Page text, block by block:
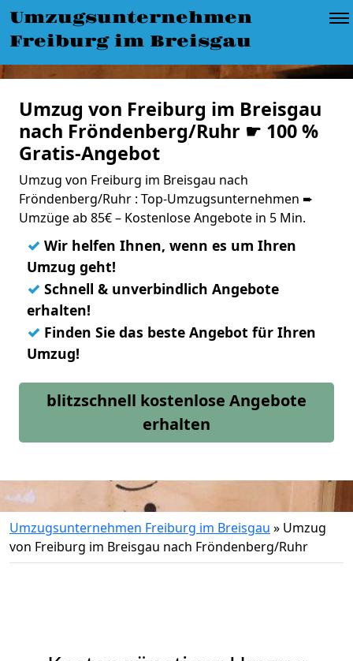
Umzugsunternehmen
Freiburg im Breisgau
Umzug von Freiburg im Breisgau
nach Fröndenberg/Ruhr ☛ 100 %
Gratis-Angebot
Umzug von Freiburg im Breisgau nach
Fröndenberg/Ruhr : Top-Umzugsunternehmen ➨
Umzüge ab 85€ – Kostenlose Angebote in 5 Min.
✓ Wir helfen Ihnen, wenn es um Ihren
Umzug geht!
✓ Schnell & unverbindlich Angebote
erhalten!
✓ Finden Sie das beste Angebot für Ihren
Umzug!
blitzschnell kostenlose Angebote
erhalten
Umzugsunternehmen Freiburg im Breisgau » Umzug
von Freiburg im Breisgau nach Fröndenberg/Ruhr